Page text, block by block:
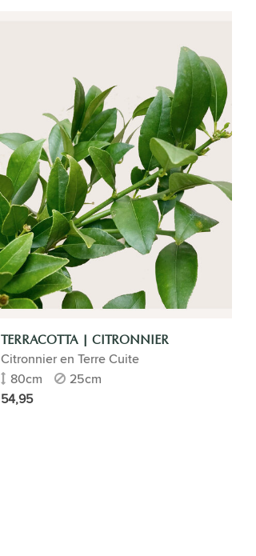
TERRACOTTA | CITRONNIER
Citronnier en Terre Cuite
80cm
25cm
54,95